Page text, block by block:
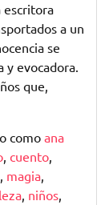
escritora
a un
se
y evocadora.
que,
comoana
, cuento,
, magia,
, niños,